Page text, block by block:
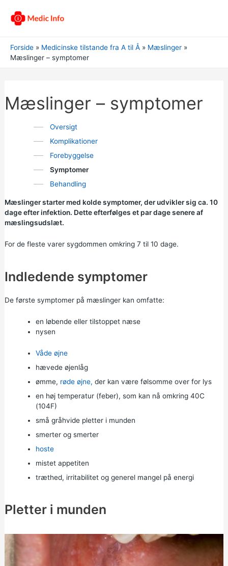
Forside Medicinske tilstande fra A til Å
Mæslinger
Mæslinger – symptomer
Mæslinger – symptomer
Oversigt
Komplikationer
Forebyggelse
Symptomer
Behandling
Mæslinger starter med kolde symptomer, der udvikler sig ca. 10
dage efter infektion. Dette efterfølges et par dage senere af
mæslingsudslæt.
For de fleste varer sygdommen omkring 7 til 10 dage.
Indledende symptomer
De første symptomer på mæslinger kan omfatte:
en løbende eller tilstoppet næse
nysen
Våde øjne
hævede øjenlåg
ømme, røde øjne, der kan være følsomme over for lys
en høj temperatur (feber), som kan nå omkring 40C
(104F)
små gråhvide pletter i munden
smerter og smerter
hoste
mistet appetiten
træthed, irritabilitet og generel mangel på energi
Pletter i munden